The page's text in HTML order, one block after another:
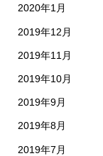
2020年1月
2019年12月
2019年11月
2019年10月
2019年9月
2019年8月
2019年7月